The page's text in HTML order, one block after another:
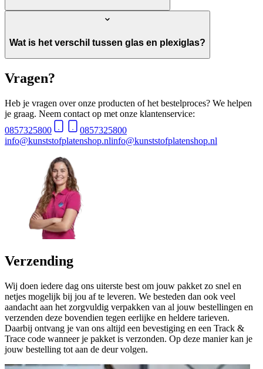
Wat is het verschil tussen glas en plexiglas?
Vragen?
Heb je vragen over onze producten of het bestelproces? We helpen
je graag. Neem contact op met onze klantenservice:
0857325800
0857325800
info@kunststofplatenshop.nlinfo@kunststofplatenshop.nl
Verzending
Wij doen iedere dag ons uiterste best om jouw pakket zo snel en
netjes mogelijk bij jou af te leveren. We besteden dan ook veel
aandacht aan het zorgvuldig verpakken van al jouw bestellingen en
verzenden deze bovendien tegen eerlijke en heldere tarieven.
Daarbij ontvang je van ons altijd een bevestiging en een Track &
Trace code wanneer je pakket is verzonden. Op deze manier kan je
jouw bestelling tot aan de deur volgen.